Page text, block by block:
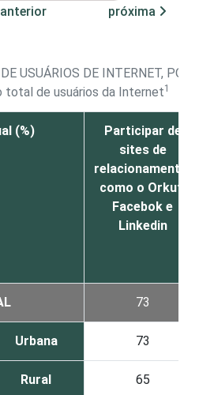
anterior
próxima
USUÁRIOS DE INTERNET, POR
total de usuários da Internet1
(%)
Participar de
sites de
relacionamento,
como o Orkut,
Facebok e
Linkedin
73
Urbana 73
Rural 65